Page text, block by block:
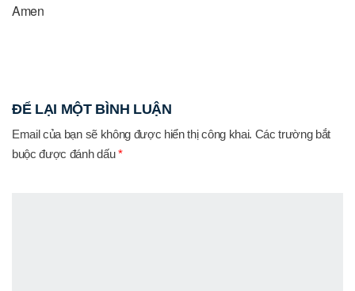
Amen
ĐỂ LẠI MỘT BÌNH LUẬN
Email của bạn sẽ không được hiển thị công khai. Các trường bắt
buộc được đánh dấu*